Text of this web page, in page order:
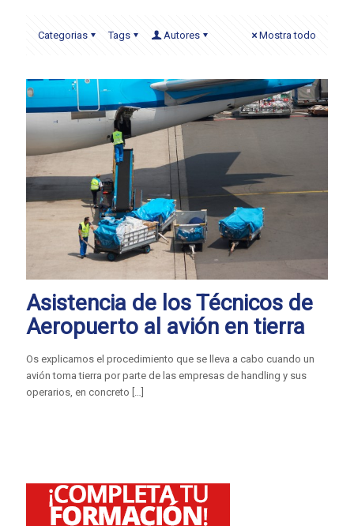
Categorias Tags Autores Mostra todo
Asistencia de los Técnicos de
Aeropuerto al avión en tierra
Os explicamos el procedimiento que se lleva a cabo cuando un
avión toma tierra por parte de las empresas de handling y sus
operarios, en concreto